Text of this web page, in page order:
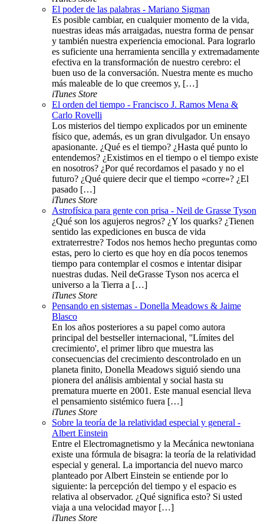
El poder de las palabras - Mariano Sigman
Es posible cambiar, en cualquier momento de la vida,
nuestras ideas más arraigadas, nuestra forma de pensar
y también nuestra experiencia emocional. Para lograrlo
es suficiente una herramienta sencilla y extremadamente
efectiva en la transformación de nuestro cerebro: el
buen uso de la conversación. Nuestra mente es mucho
más maleable de lo que creemos y, […]
iTunes Store
El orden del tiempo - Francisco J. Ramos Mena &
Carlo Rovelli
Los misterios del tiempo explicados por un eminente
físico que, además, es un gran divulgador. Un ensayo
apasionante. ¿Qué es el tiempo? ¿Hasta qué punto lo
entendemos? ¿Existimos en el tiempo o el tiempo existe
en nosotros? ¿Por qué recordamos el pasado y no el
futuro? ¿Qué quiere decir que el tiempo «corre»? ¿El
pasado […]
iTunes Store
Astrofísica para gente con prisa - Neil de Grasse Tyson
¿Qué son los agujeros negros? ¿Y los quarks? ¿Tienen
sentido las expediciones en busca de vida
extraterrestre? Todos nos hemos hecho preguntas como
estas, pero lo cierto es que hoy en día pocos tenemos
tiempo para contemplar el cosmos e intentar disipar
nuestras dudas. Neil deGrasse Tyson nos acerca el
universo a la Tierra a […]
iTunes Store
Pensando en sistemas - Donella Meadows & Jaime
Blasco
En los años posteriores a su papel como autora
principal del bestseller internacional, ''Límites del
crecimiento', el primer libro que muestra las
consecuencias del crecimiento descontrolado en un
planeta finito, Donella Meadows siguió siendo una
pionera del análisis ambiental y social hasta su
prematura muerte en 2001. Este manual esencial lleva
el pensamiento sistémico fuera […]
iTunes Store
Sobre la teoría de la relatividad especial y general -
Albert Einstein
Entre el Electromagnetismo y la Mecánica newtoniana
existe una fórmula de bisagra: la teoría de la relatividad
especial y general. La importancia del nuevo marco
planteado por Albert Einstein se entiende por lo
siguiente: la percepción del tiempo y el espacio es
relativa al observador. ¿Qué significa esto? Si usted
viaja a una velocidad mayor […]
iTunes Store